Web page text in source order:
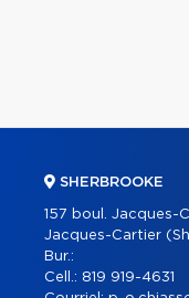
SHERBROOKE
157 boul. Jacques-
Jacques-Cartier
Bur.:
Cell.: 819 919-4631